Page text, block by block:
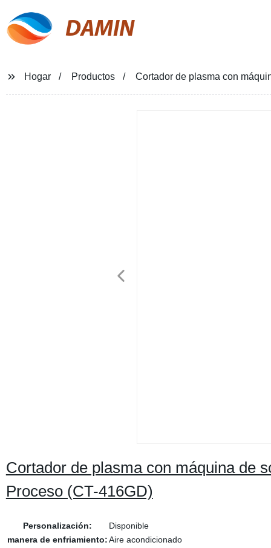
DAMIN
Hogar Productos Cortador de plasma con
Cortador de plasma con máquina de
Proceso (CT-416GD)
Personalización:
Disponible
manera de enfriamiento:Aire acondicionado